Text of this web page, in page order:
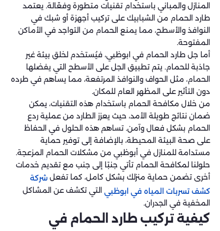
المنازل والمباني باستخدام تقنيات متطورة وفعّالة. يعتمد
طارد الحمام من الشبابيك على تركيب أجهزة أو شبك في
النوافذ والأسطح، مما يمنع الحمام من التواجد في الأماكن
المفتوحة.
أما جل طارد الحمام في ابوظبي، فيُستخدم لخلق بيئة غير
جاذبة للحمام. يتم تطبيق الجل على الأسطح التي يفضلها
الحمام، مثل الحواف والنوافذ المرتفعة، مما يساهم في طرده
دون التأثير على المظهر العام للمكان.
من خلال مكافحة الحمام باستخدام هذه التقنيات، يمكن
ضمان نتائج طويلة الأمد، حيث يعزز الطارد من عملية ردع
الحمام بشكل فعال وآمن. تساهم هذه الحلول في الحفاظ
على صحة البيئة المحيطة، بالإضافة إلى توفير حماية
مستدامة للمنازل في أبوظبي من مشكلات الحمام المزعجة.
حلولنا لمكافحة الحمام تأتي جنبًا إلى جنب مع تقديم خدمات
أخرى تضمن حماية منزلك بشكل كامل، كما تفعل شركة
كشف تسربات المياه في ابوظبي التي تكشف عن المشاكل
المخفية في الجدران.
كيفية تركيب طارد الحمام في